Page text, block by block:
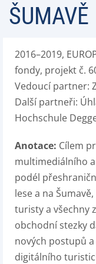
ŠUMAVĚ
2016–2019,
fondy, projekt č.
Vedoucí partner:
Další partneři:
Hochschule
Anotace: Cílem
multimediálního
podél
lese a na
turisty a všechny
obchodní stezky
nových postupů
digitálního